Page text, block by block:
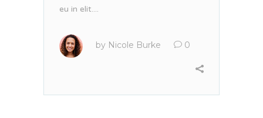
eu in elit....
by Nicole Burke 0